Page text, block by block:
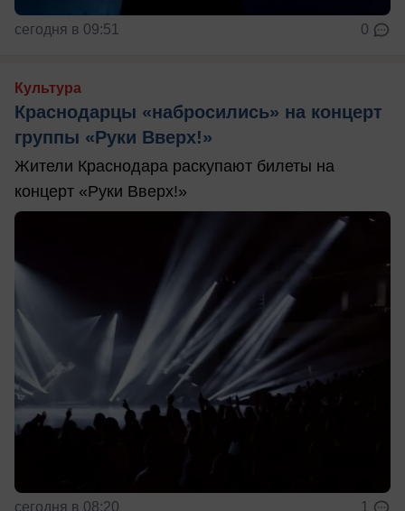
сегодня в 09:51 0
Культура
Краснодарцы «набросились» на концерт
группы «Руки Вверх!»
Жители Краснодара раскупают билеты на
концерт «Руки Вверх!»
сегодня в 08:20 1